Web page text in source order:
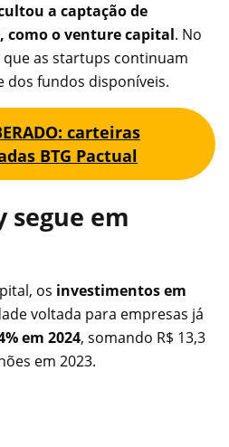
a captação de
como o venture capital. No
as startups continuam
dos fundos disponíveis.
carteiras
BTG Pactual
segue em
os investimentos em
voltada para empresas já
em 2024, somando R$ 13,3
em 2023.